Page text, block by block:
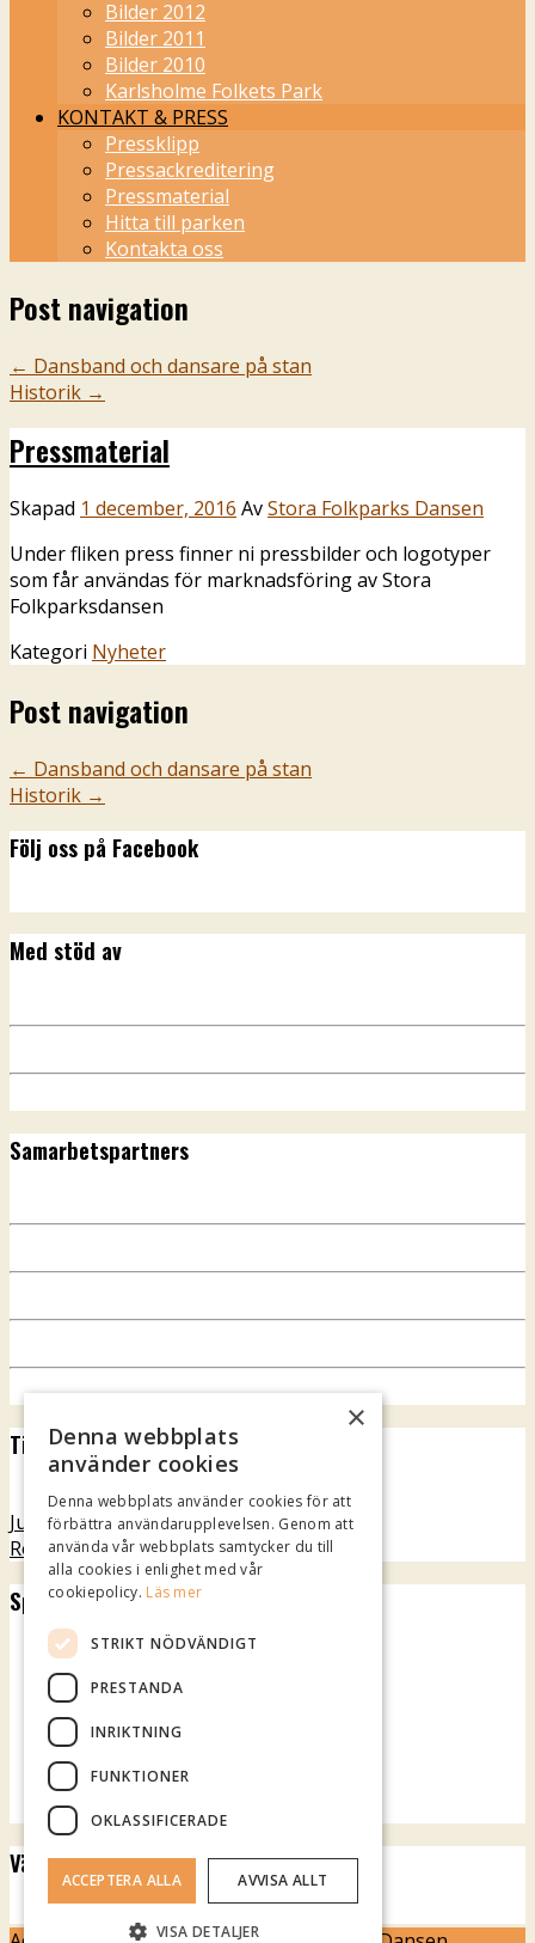
Bilder 2012
Bilder 2011
Bilder 2010
Karlsholme Folkets Park
KONTAKT & PRESS
Pressklipp
Pressackreditering
Pressmaterial
Hitta till parken
Kontakta oss
Post navigation
← Dansband och dansare på stan
Historik →
Pressmaterial
Skapad 1 december, 2016 AvStora Folkparks Dansen
Under fliken press finner ni pressbilder och logotyper
som får användas för marknadsföring av Stora
Folkparksdansen
Kategori Nyheter
Post navigation
← Dansband och dansare på stan
Historik →
Följ oss på Facebook
Med stöd av
Samarbetspartners
Tillgänglighet
Jubileumsteatern
Rotundan
Spotify Playlist
Vädret över Mariestad
×
Denna webbplats
använder cookies
Denna webbplats använder cookies för att
förbättra användarupplevelsen. Genom att
använda vår webbplats samtycker du till
alla cookies i enlighet med vår
cookiepolicy. Läs mer
STRIKT NÖDVÄNDIGT
PRESTANDA
INRIKTNING
FUNKTIONER
OKLASSIFICERADE
ACCEPTERA ALLA AVVISA ALLT
VISA DETALJER